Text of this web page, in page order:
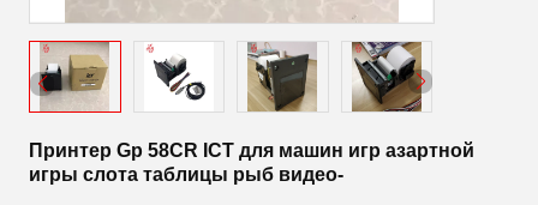
Принтер Gp 58CR ICT для машин игр азартной
игры слота таблицы рыб видео-